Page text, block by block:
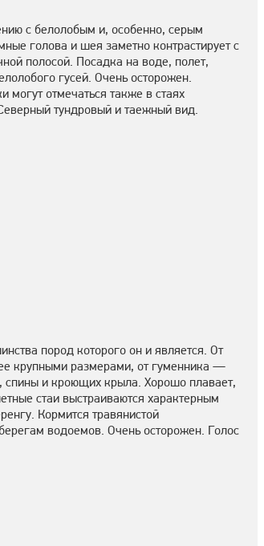
с белолобым и, особенно, серым
голова и шея заметно контрастирует с
полосой. Посадка на воде, полет,
гусей. Очень осторожен.
могут отмечаться также в стаях
тундровый и таежный вид.
пород которого он и является. От
крупными размерами, от гуменника —
спины и кроющих крыла. Хорошо плавает,
стаи выстраиваются характерным
Кормится травянистой
водоемов. Очень осторожен. Голос